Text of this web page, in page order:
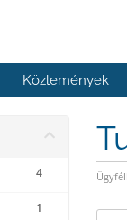
Közlemények
4
1